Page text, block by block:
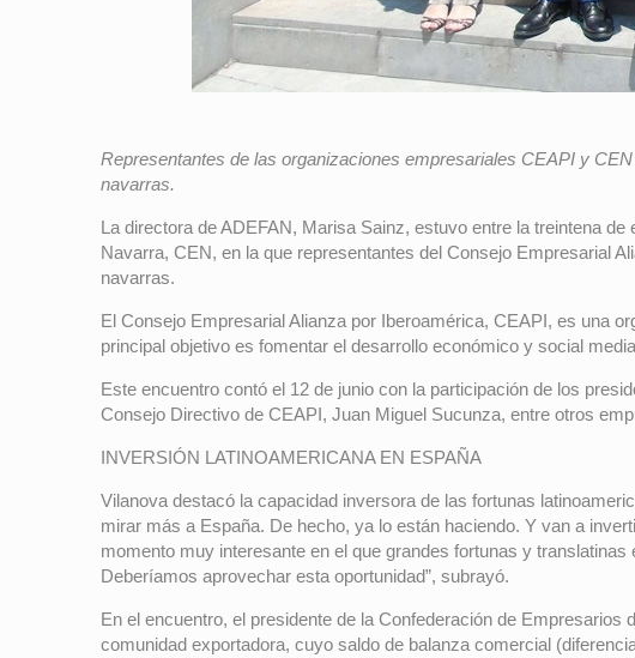
Representantes de las organizaciones empresariales CEAPI y
navarras.
La directora de ADEFAN, Marisa Sainz, estuvo entre la treintena
Navarra, CEN, en la que representantes del Consejo Empresarial
navarras.
El Consejo Empresarial Alianza por Iberoamérica, CEAPI, es una
principal objetivo es fomentar el desarrollo económico y social
Este encuentro contó el 12 de junio con la participación de los
Consejo Directivo de CEAPI, Juan Miguel Sucunza, entre otros
INVERSIÓN LATINOAMERICANA EN ESPAÑA
Vilanova destacó la capacidad inversora de las fortunas
mirar más a España. De hecho, ya lo están haciendo. Y van a
momento muy interesante en el que grandes fortunas y
Deberíamos aprovechar esta oportunidad”, subrayó.
En el encuentro, el presidente de la Confederación de
comunidad exportadora, cuyo saldo de balanza comercial